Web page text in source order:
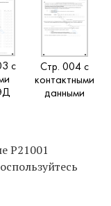
с
Стр. 004 с
контактными
данными
Р21001